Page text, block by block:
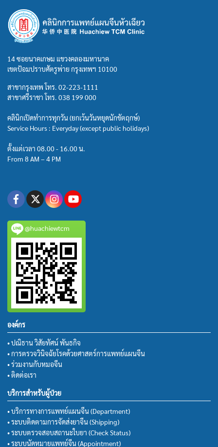
14 ซอยนาคเกษม แขวงคลองมหานาค
เขตป้อมปราบศัตรูพ่าย กรุงเทพฯ 10100
สาขากรุงเทพ โทร. 02-223-1111
สาขาศรีราชา โทร. 038 199 000
คลินิกเปิดทำการทุกวัน (ยกเว้นวันหยุดนักขัตฤกษ์)
Service Hours : Everyday (except public holidays)
ตั้งแต่เวลา 08.00 - 16.00 น.
From 8 AM – 4 PM
@huachiewtcm
องค์กร
• ปณิธาน วิสัยทัศน์ พันธกิจ
• การตรวจวินิจฉัยโรคด้วยศาสตร์การแพทย์แผนจีน
• ร่วมงานกับหมอจีน
• ติดต่อเรา
บริการสำหรับผู้ป่วย
• บริการทางการแพทย์แผนจีน (Department)
• ระบบติดตามการจัดส่งยาจีน (Shipping)
• ระบบตรวจสอบสถานะใบยา (Check Status)
• ระบบนัดหมายแพทย์จีน (Appointment)